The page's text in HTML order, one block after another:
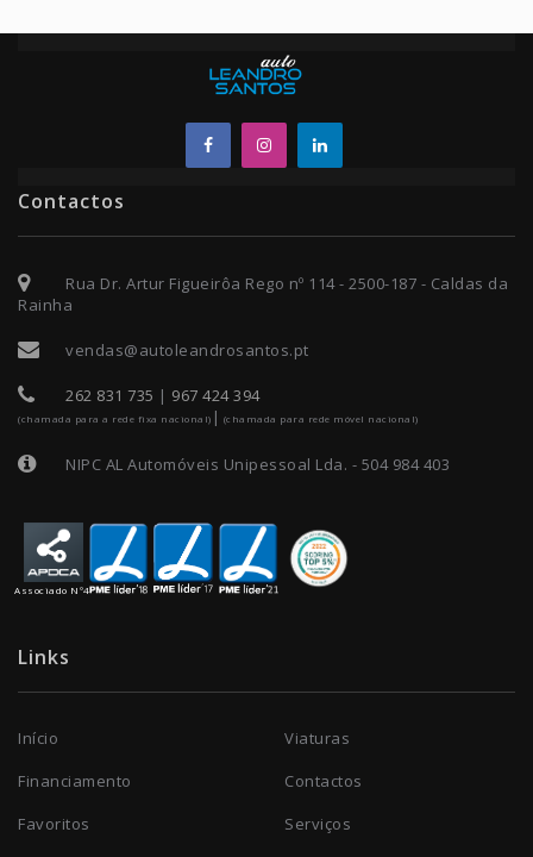
Contactos
Rua Dr. Artur Figueirôa Rego nº 114 - 2500-187 - Caldas da
Rainha
vendas@autoleandrosantos.pt
262 831 735 | 967 424 394
(chamada para a rede fixa nacional) | (chamada para rede móvel nacional)
NIPC AL Automóveis Unipessoal Lda. - 504 984 403
Associado Nº4
Links
Início
Financiamento
Favoritos
Viaturas
Contactos
Serviços